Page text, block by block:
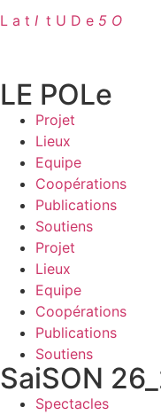
L a t I t U D e 5 O
LE POLe
Projet
Lieux
Equipe
Coopérations
Publications
Soutiens
Projet
Lieux
Equipe
Coopérations
Publications
Soutiens
SaiSON
Spectacles